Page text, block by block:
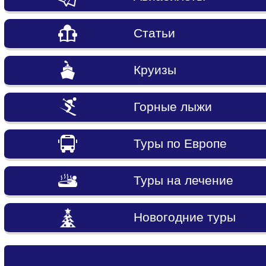
Статьи
Круизы
Горные лыжи
Туры по Европе
Туры на лечение
Новогодние туры